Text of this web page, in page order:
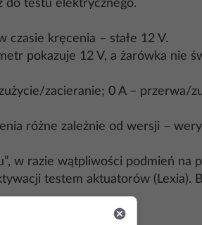
do testu elektrycznego.
czasie kręcenia – stałe 12 V.
pokazuje 12 V, a żarówka nie
zacieranie; 0 A – przerwa/
różne zależnie od wersji –
w razie wątpliwości podmień na
testem aktuatorów (Lexia).